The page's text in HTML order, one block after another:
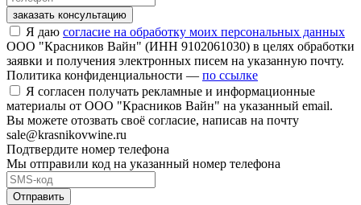
заказать консультацию
Я даю согласие на обработку моих персональных данных
ООО "Красников Вайн" (ИНН 9102061030) в целях обработки
заявки и получения электронных писем на указанную почту.
Политика конфиденциальности — по ссылке
Я согласен получать рекламные и информационные
материалы от ООО "Красников Вайн" на указанный email.
Вы можете отозвать своё согласие, написав на почту
sale@krasnikovwine.ru
Подтвердите номер телефона
Мы отправили код на указанный номер телефона
Отправить